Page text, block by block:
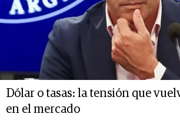
Dólar o tasas: la tensión que
en el mercado